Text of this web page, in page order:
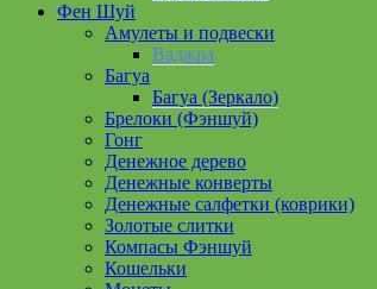
Фен Шуй
Амулеты и подвески
Ваджра
Багуа
Багуа (Зеркало)
Брелоки (Фэншуй)
Гонг
Денежное дерево
Денежные конверты
Денежные салфетки (коврики)
Золотые слитки
Компасы Фэншуй
Кошельки